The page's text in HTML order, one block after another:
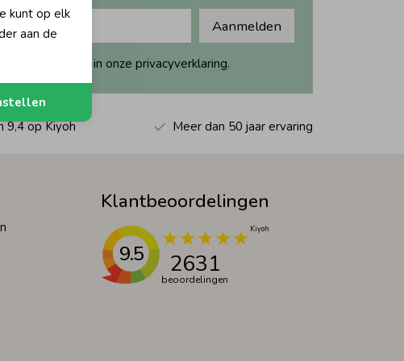
Aanmelden
Bekijk dit in onze privacyverklaring.
9,4 op Kiyoh Meer dan 50 jaar ervaring
Klantbeoordelingen
9.5 2631
beoordelingen
kunt op elk
aan de